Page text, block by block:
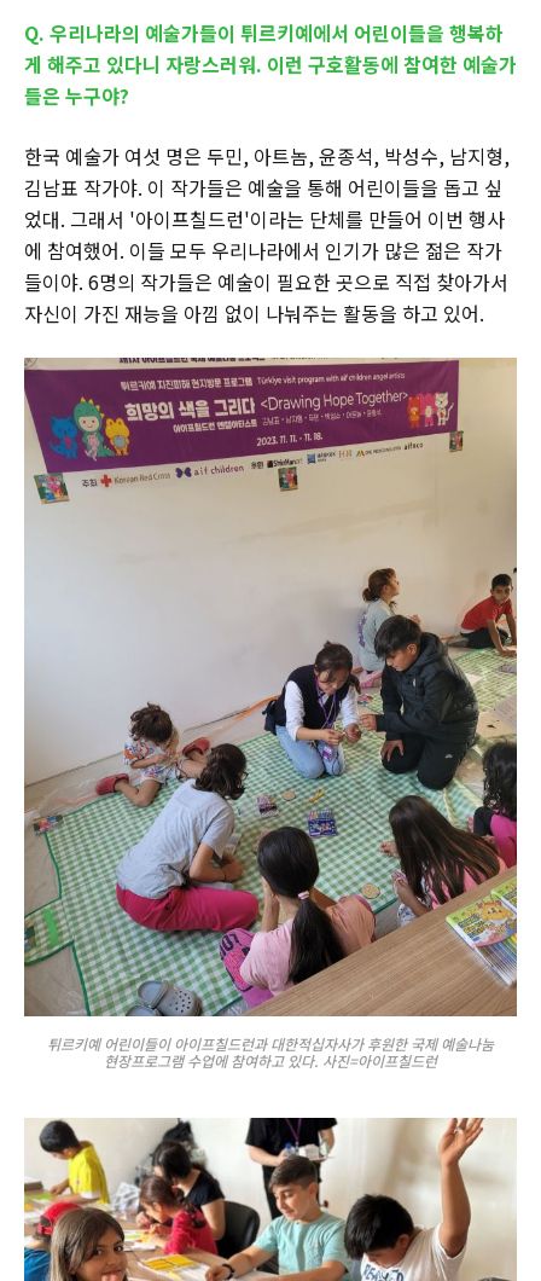
Q. 우리나라의 예술가들이 튀르키예에서 어린이들을 행복하
게 해주고 있다니 자랑스러워. 이런 구호활동에 참여한 예술가
들은 누구야?
한국 예술가 여섯 명은 두민, 아트놈, 윤종석, 박성수, 남지형,
김남표 작가야. 이 작가들은 예술을 통해 어린이들을 돕고 싶
었대. 그래서 '아이프칠드런'이라는 단체를 만들어 이번 행사
에 참여했어. 이들 모두 우리나라에서 인기가 많은 젊은 작가
들이야. 6명의 작가들은 예술이 필요한 곳으로 직접 찾아가서
자신이 가진 재능을 아낌 없이 나눠주는 활동을 하고 있어.
튀르키예 어린이들이 아이프칠드런과 대한적십자사가 후원한 국제 예술나눔
현장프로그램 수업에 참여하고 있다. 사진=아이프칠드런